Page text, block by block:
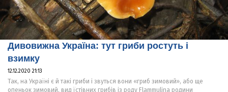
Дивовижна Україна: тут гриби ростуть і
взимку
12.12.2020 21:13
Так, на Україні є й такі гриби і звуться вони «гриб зимовий», або ще
опеньок зимовий, вид їстівних грибів із роду Flammulina родини